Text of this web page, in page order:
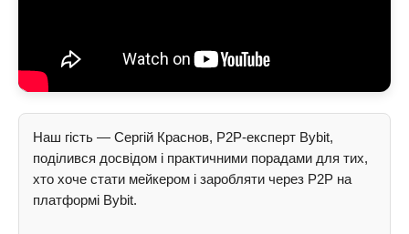
Наш гість — Сергій Краснов, P2P-експерт Bybit,
поділився досвідом і практичними порадами для тих,
хто хоче стати мейкером і заробляти через P2P на
платформі Bybit.